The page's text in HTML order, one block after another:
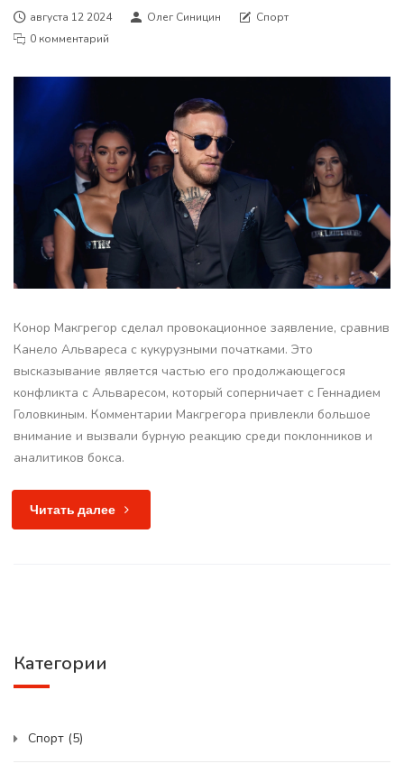
августа 12 2024 Олег Синицин
Спорт
0 комментарий
Конор Макгрегор сделал провокационное заявление, сравнив
Канело Альвареса с кукурузными початками. Это
высказывание является частью его продолжающегося
конфликта с Альваресом, который соперничает с Геннадием
Головкиным. Комментарии Макгрегора привлекли большое
внимание и вызвали бурную реакцию среди поклонников и
аналитиков бокса.
Читать далее
Категории
Спорт (5)